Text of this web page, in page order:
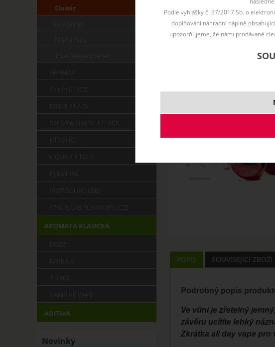
POPIS SOUVISEJÍCÍ ZBOŽÍ
Podrobný popis
Ve vůni je zřetelný
závěru ucítíte lehký
Zkrátka all day vape
Classic
ARAMAX
DINNER LADY
IMPERIA SHARK ATTACK
KTS (HR)
LIQUA / RITCHY
PJ EMPIRE
RIOT SQUAD (GB)
AROMATA KLASICKÁ
IMPERIA
T-JUICE
VAMPIRE VAPE
ADITIVA
Novinky
Podle vyhlášky č. 37/2017 Sb. o
doplňování náhradní náplně
upozorňujeme, že námi prodávané